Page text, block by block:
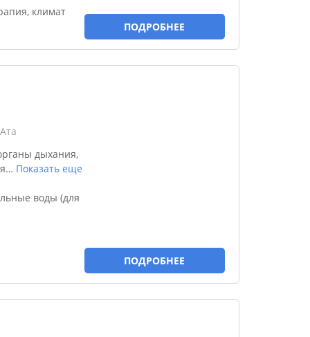
климат
ПОДРОБНЕЕ
дыхания,
… Показать еще
воды (для
ПОДРОБНЕЕ